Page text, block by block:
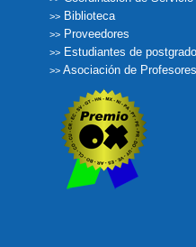
>> Biblioteca
>> Proveedores
>> Estudiantes de postgrado
>> Asociación de Profesores